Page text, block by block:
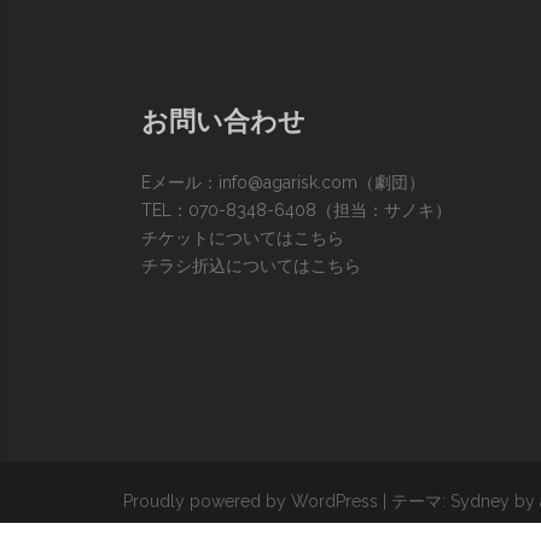
お問い合わせ
Eメール： info@agarisk.com （劇団）
TEL：070-8348-6408（担当：サノキ）
チケットについてはこちら
チラシ折込についてはこちら
Proudly powered by WordPress テーマ: Sydney by